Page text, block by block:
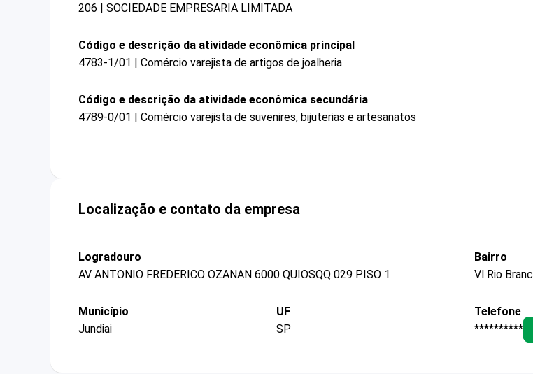
206 | SOCIEDADE EMPRESARIA LIMITADA
Código e descrição da atividade econômica principal
4783-1/01 | Comércio varejista de artigos de joalheria
Código e descrição da atividade econômica secundária
4789-0/01 | Comércio varejista de suvenires, bijuterias e artesanatos
Localização e contato da empresa
Logradouro
AV ANTONIO FREDERICO OZANAN 6000 QUIOSQQ 029 PISO 1
Bairro
Vl Rio
Município
Jundiai
UF
SP
Telefone
**********